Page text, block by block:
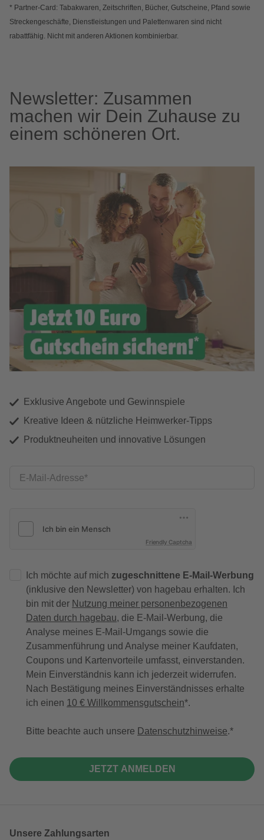
* Partner-Card: Tabakwaren, Zeitschriften, Bücher, Gutscheine, Pfand sowie
Streckengeschäfte, Dienstleistungen und Palettenwaren sind nicht
rabattfähig. Nicht mit anderen Aktionen kombinierbar.
Newsletter: Zusammen
machen wir Dein Zuhause zu
einem schöneren Ort.
Exklusive Angebote und Gewinnspiele
Kreative Ideen & nützliche Heimwerker-Tipps
Produktneuheiten und innovative Lösungen
E-Mail-Adresse
Friendly Captcha
Ich möchte auf mich zugeschnittene E-Mail-Werbung
(inklusive den Newsletter) von hagebau erhalten. Ich
bin mit der Nutzung meiner personenbezogenen
Daten durch hagebau, die E-Mail-Werbung, die
Analyse meines E-Mail-Umgangs sowie die
Zusammenführung und Analyse meiner Kaufdaten,
Coupons und Kartenvorteile umfasst, einverstanden.
Mein Einverständnis kann ich jederzeit widerrufen.
Nach Bestätigung meines Einverständnisses erhalte
ich einen 10 € Willkommensgutschein*.
Bitte beachte auch unsere Datenschutzhinweise.
JETZT ANMELDEN
Unsere Zahlungsarten